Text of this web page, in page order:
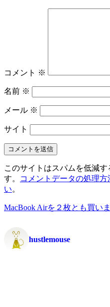
コメント ※
名前 ※
メール ※
サイト
このサイトはスパムを低減す
す。
コメントデータの処理
い。
MacBook Airを２枚とも買いま
hustlemouse